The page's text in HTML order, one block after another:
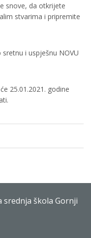
snove, da otkrijete
stvarima i pripremite
i uspješnu NOVU
25.01.2021. godine
škola Gornji